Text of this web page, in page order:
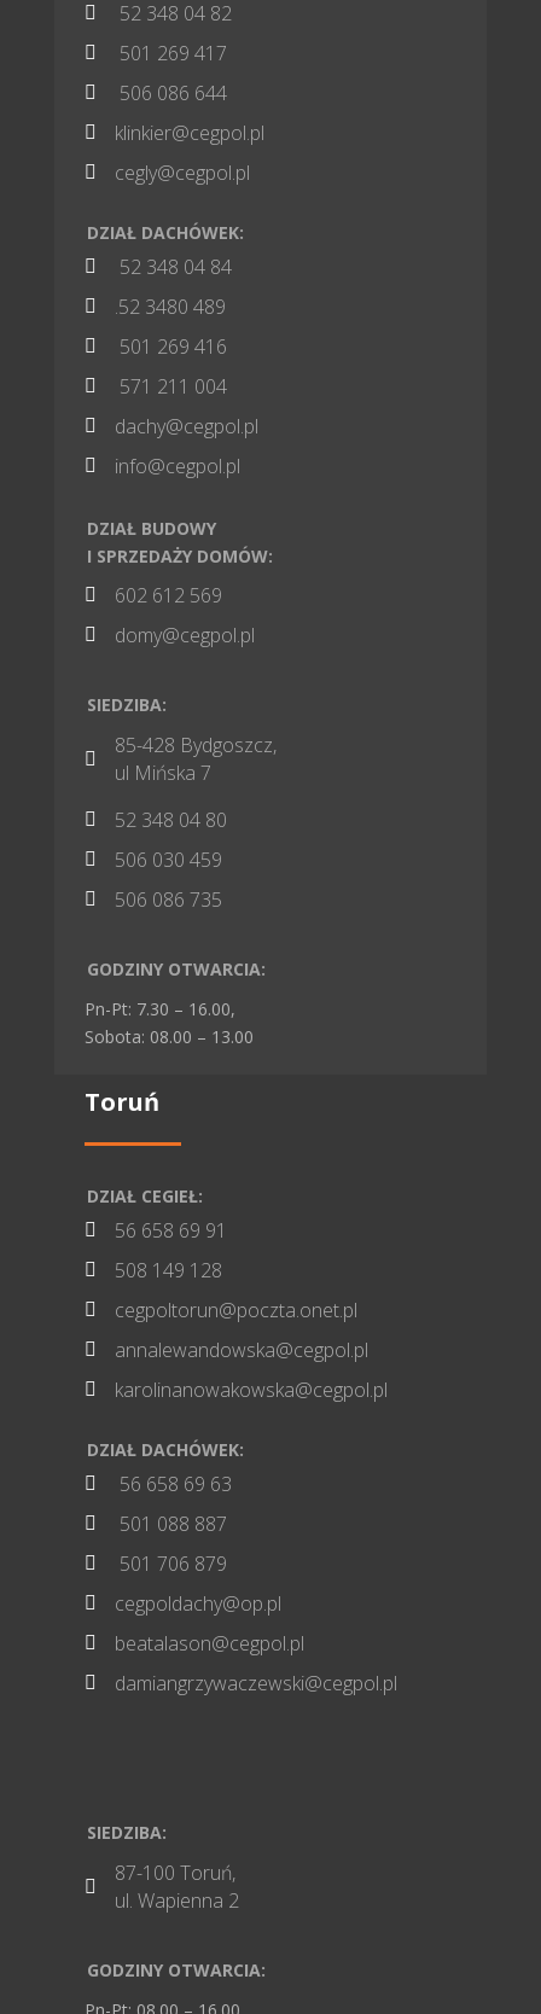
 52 348 04 82
 501 269 417
 506 086 644
 klinkier@cegpol.pl
 cegly@cegpol.pl
DZIAŁ DACHÓWEK:
 52 348 04 84
 .52 3480 489
 501 269 416
 571 211 004
 dachy@cegpol.pl
 info@cegpol.pl
DZIAŁ BUDOWY
I SPRZEDAŻY DOMÓW:
 602 612 569
 domy@cegpol.pl
SIEDZIBA:

85-428 Bydgoszcz,
ul Mińska 7
 52 348 04 80
 506 030 459
 506 086 735
GODZINY OTWARCIA:
Pn-Pt: 7.30 – 16.00,
Sobota: 08.00 – 13.00
Toruń
DZIAŁ CEGIEŁ:
 56 658 69 91
 508 149 128
 cegpoltorun@poczta.onet.pl
 annalewandowska@cegpol.pl
 karolinanowakowska@cegpol.pl
DZIAŁ DACHÓWEK:
 56 658 69 63
 501 088 887
 501 706 879
 cegpoldachy@op.pl
 beatalason@cegpol.pl
 damiangrzywaczewski@cegpol.pl
SIEDZIBA:

87-100 Toruń,
ul. Wapienna 2
GODZINY OTWARCIA: